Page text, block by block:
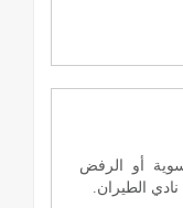
أو الرفض